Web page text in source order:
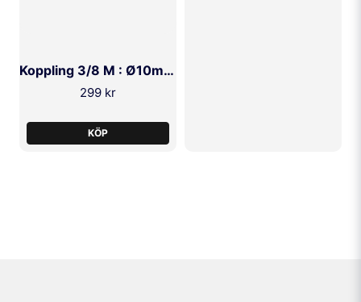
Koppling 3/8 M : Ø10mm F (Kärcher)
299 kr
KÖP